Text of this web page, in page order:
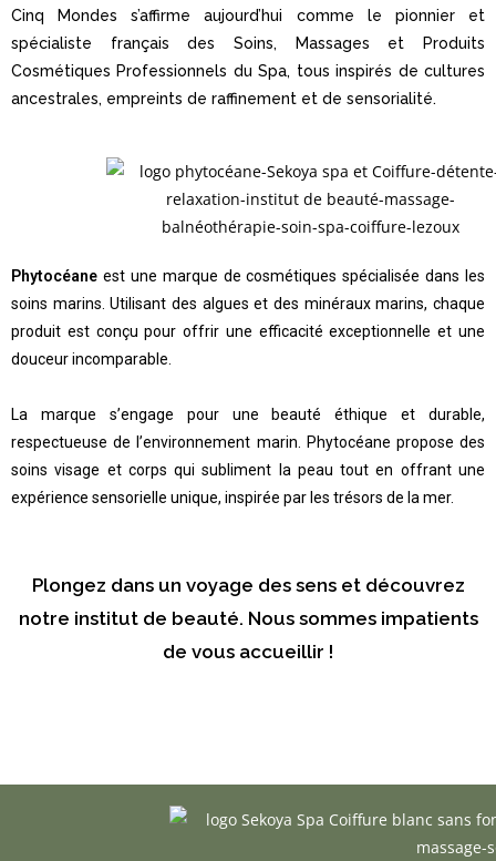
Cinq Mondes s’affirme aujourd’hui comme le pionnier et
spécialiste français des Soins, Massages et Produits
Cosmétiques Professionnels du Spa, tous inspirés de cultures
ancestrales, empreints de raffinement et de sensorialité.
Phytocéane est une marque de cosmétiques spécialisée dans les
soins marins. Utilisant des algues et des minéraux marins, chaque
produit est conçu pour offrir une efficacité exceptionnelle et une
douceur incomparable.
La marque s’engage pour une beauté éthique et durable,
respectueuse de l’environnement marin. Phytocéane propose des
soins visage et corps qui subliment la peau tout en offrant une
expérience sensorielle unique, inspirée par les trésors de la mer.
Plongez dans un voyage des sens et découvrez
notre institut de beauté. Nous sommes impatients
de vous accueillir !